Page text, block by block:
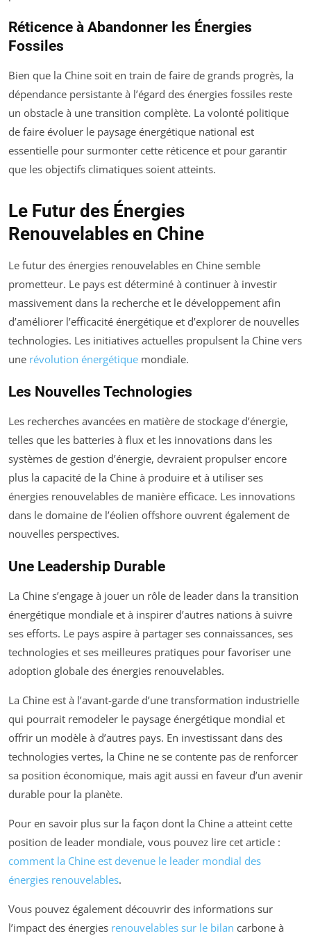
Réticence à Abandonner les Énergies
Fossiles
Bien que la Chine soit en train de faire de grands progrès, la
dépendance persistante à l’égard des énergies fossiles reste
un obstacle à une transition complète. La volonté politique
de faire évoluer le paysage énergétique national est
essentielle pour surmonter cette réticence et pour garantir
que les objectifs climatiques soient atteints.
Le Futur des Énergies
Renouvelables en Chine
Le futur des énergies renouvelables en Chine semble
prometteur. Le pays est déterminé à continuer à investir
massivement dans la recherche et le développement afin
d’améliorer l’efficacité énergétique et d’explorer de nouvelles
technologies. Les initiatives actuelles propulsent la Chine vers
une révolution énergétique mondiale.
Les Nouvelles Technologies
Les recherches avancées en matière de stockage d’énergie,
telles que les batteries à flux et les innovations dans les
systèmes de gestion d’énergie, devraient propulser encore
plus la capacité de la Chine à produire et à utiliser ses
énergies renouvelables de manière efficace. Les innovations
dans le domaine de l’éolien offshore ouvrent également de
nouvelles perspectives.
Une Leadership Durable
La Chine s’engage à jouer un rôle de leader dans la transition
énergétique mondiale et à inspirer d’autres nations à suivre
ses efforts. Le pays aspire à partager ses connaissances, ses
technologies et ses meilleures pratiques pour favoriser une
adoption globale des énergies renouvelables.
La Chine est à l’avant-garde d’une transformation industrielle
qui pourrait remodeler le paysage énergétique mondial et
offrir un modèle à d’autres pays. En investissant dans des
technologies vertes, la Chine ne se contente pas de renforcer
sa position économique, mais agit aussi en faveur d’un avenir
durable pour la planète.
Pour en savoir plus sur la façon dont la Chine a atteint cette
position de leader mondiale, vous pouvez lire cet article :
comment la Chine est devenue le leader mondial des
énergies renouvelables.
Vous pouvez également découvrir des informations sur
l’impact des énergies renouvelables sur le bilan carbone à